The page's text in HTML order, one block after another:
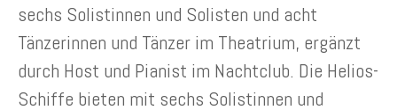
sechs Solistinnen und Solisten und acht
Tänzerinnen und Tänzer im Theatrium, ergänzt
durch Host und Pianist im Nachtclub. Die Helios-
Schiffe bieten mit sechs Solistinnen und